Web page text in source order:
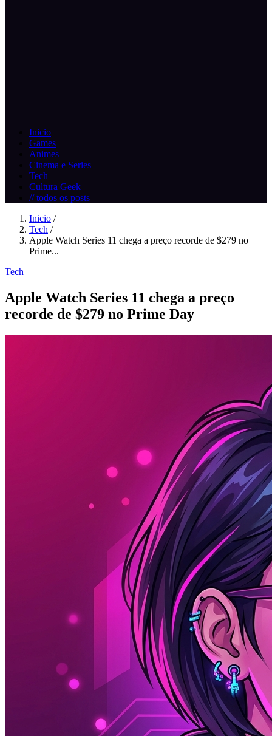
Inicio
Games
Animes
Cinema e Series
Tech
Cultura Geek
// todos os posts
Inicio /
Tech /
Apple Watch Series 11 chega a preço recorde de $279 no
Prime...
Tech
Apple Watch Series 11 chega a preço
recorde de $279 no Prime Day